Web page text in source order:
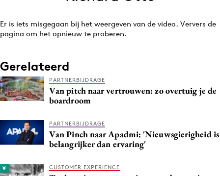
Campagnes
Carriere
Craft
Customer Experience
Data & Insights
Digital transformation
Diversiteit
Gedragsverandering
Er is iets misgegaan bij het weergeven van de video. Ververs de
pagina om het opnieuw te proberen.
Gerelateerd
PARTNERBIJDRAGE
Van pitch naar vertrouwen: zo overtuig je de
boardroom
PARTNERBIJDRAGE
Van Pinch naar Apadmi: 'Nieuwsgierigheid is
belangrijker dan ervaring'
CUSTOMER EXPERIENCE